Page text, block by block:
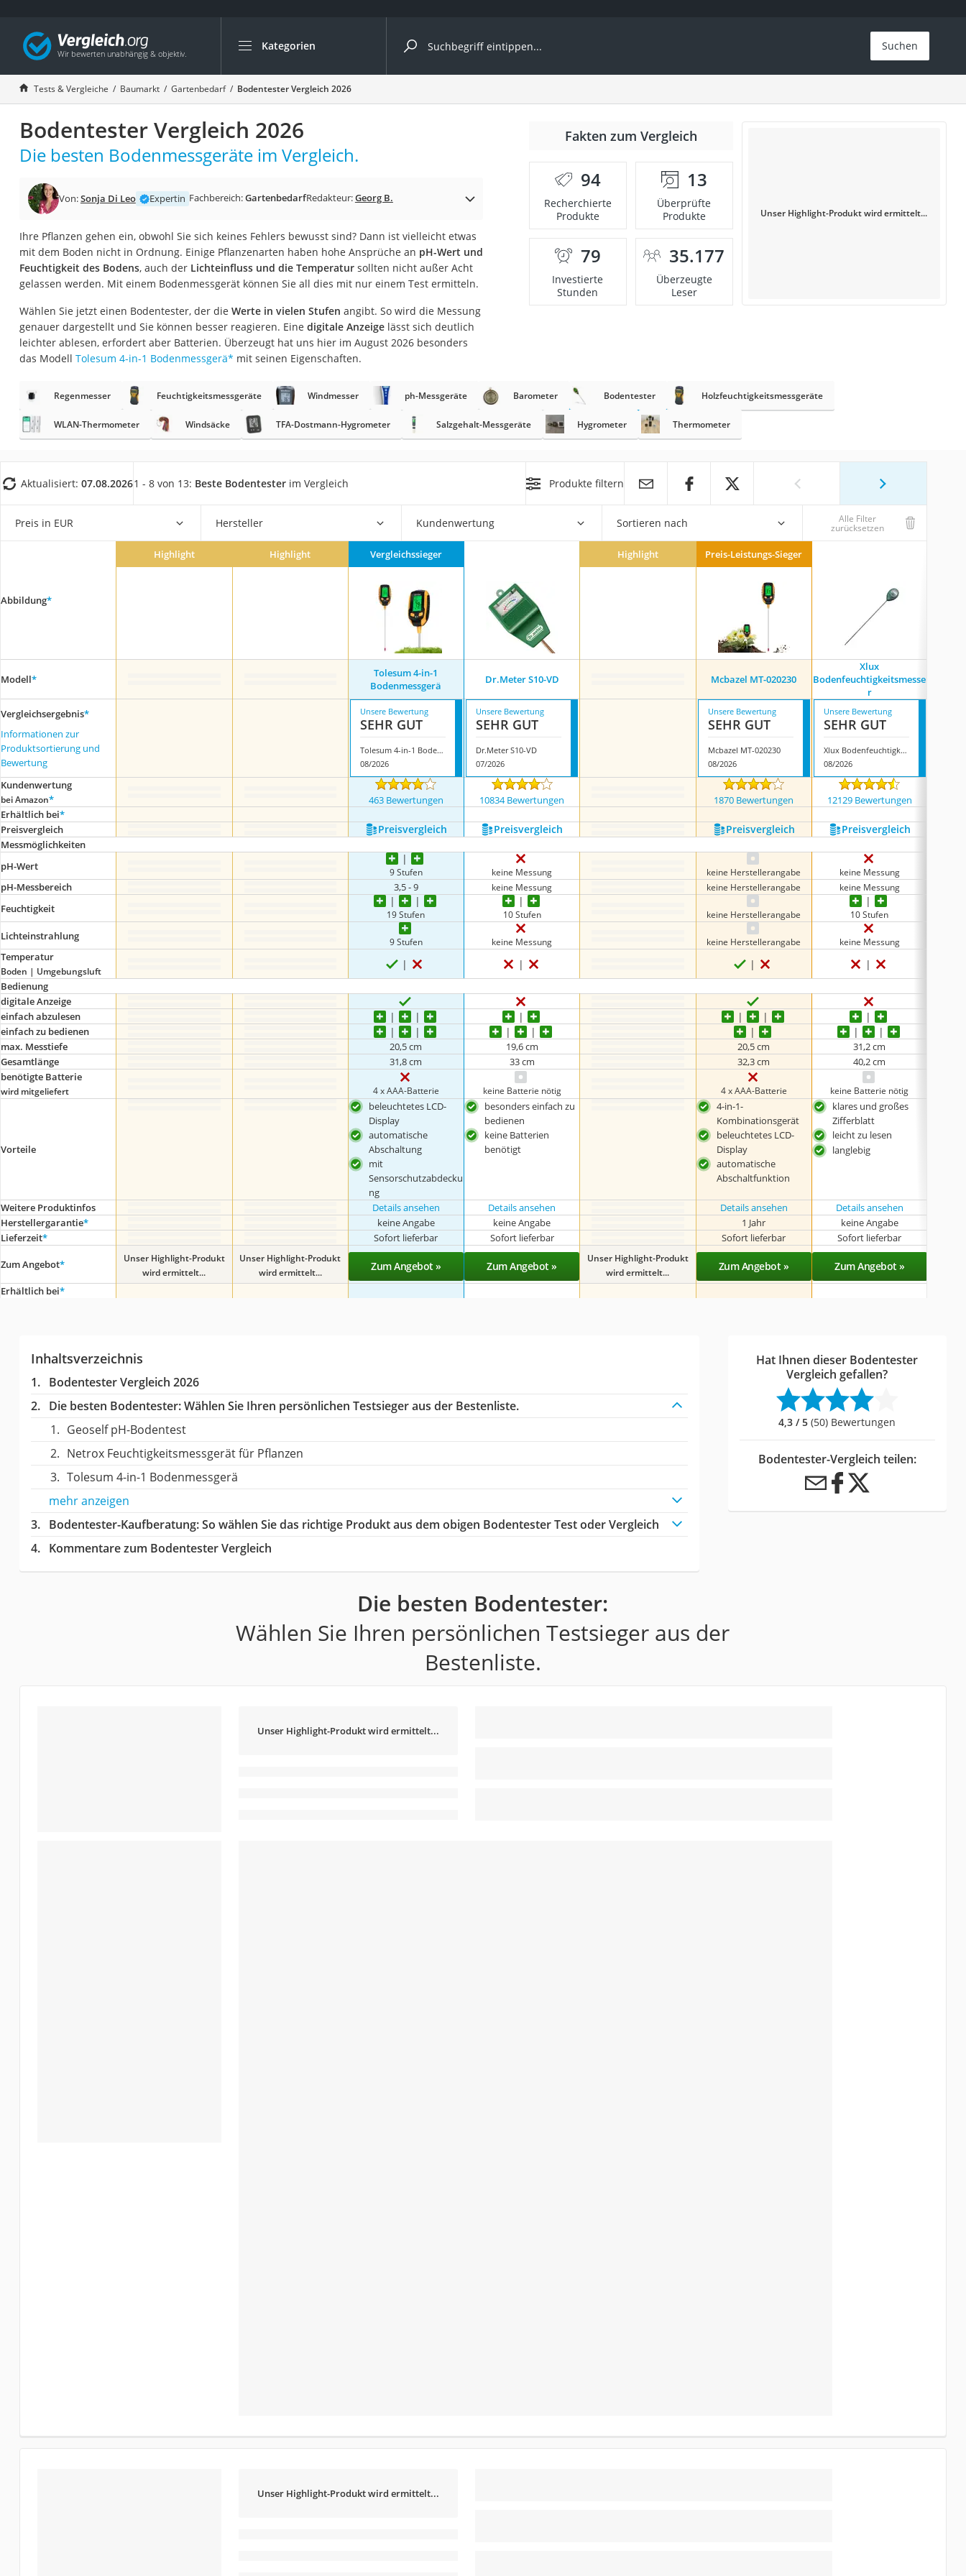
Kategorien
Die beliebtesten Vergleiche nach Kategorie
Baumarkt
Tresor feuerfest
Makita-Akku-Rasenmäher
Kappsäge
Smartes Türschloss
Akku-Rasentrimmer
Split-Klimaanlage 2 Innengeräte
Pelletofen
Bohrmaschine
Tiefbrunnenpumpe
Fliesenschneider
Hochdruckreiniger
Überwachungskamera
Benzinrasenmäher mit Elektrostart
Winterharte Palmen
Gasdurchlauferhitzer
Suchen
Tests & Vergleiche Baumarkt Gartenbedarf Bodentester Vergleich 2026
Bodentester Vergleich 2026
Die besten Bodenmessgeräte im Vergleich.
Von:Sonja Di Leo Expertin Fachbereich:GartenbedarfRedakteur:Georg B.
Ihre Pflanzen gehen ein, obwohl Sie sich keines Fehlers bewusst sind? Dann ist vielleicht etwas
mit dem Boden nicht in Ordnung. Einige Pflanzenarten haben hohe Ansprüche an pH-Wert und
Feuchtigkeit des Bodens, auch der Lichteinfluss und die Temperatursollten nicht außer Acht
gelassen werden. Mit einem Bodenmessgerät können Sie all dies mit nur einem Test ermitteln.
Wählen Sie jetzt einen Bodentester, der die Werte in vielen Stufen angibt. So wird die Messung
genauer dargestellt und Sie können besser reagieren. Eine digitale Anzeigelässt sich deutlich
leichter ablesen, erfordert aber Batterien. Überzeugt hat uns hier im August 2026 besonders
das Modell Tolesum 4-in-1 Bodenmessgerä* mit seinen Eigenschaften.
Fakten zum Vergleich
94
Recherchierte
Produkte
13
Überprüfte
Produkte
79
Investierte
Stunden
35.177
Überzeugte
Leser
Unser Highlight-Produkt wird ermittelt...
Regenmesser Feuchtigkeitsmessgeräte Windmesser ph-Messgeräte Barometer Bodentester Holzfeuchtigkeitsmessgeräte
WLAN-Thermometer Windsäcke TFA-Dostmann-Hygrometer Salzgehalt-Messgeräte Hygrometer Thermometer
Aktualisiert: 07.08.20261 - 8 von 13: Beste Bodentester im Vergleich Produkte filtern
Preis in EUR Hersteller Kundenwertung Sortieren nach Alle Filter
zurücksetzen
Abbildung*
Highlight Highlight Vergleichssieger Highlight Preis-Leistungs-Sieger
Modell*
Tolesum 4-in-1
Bodenmessgerä
Dr.Meter S10-VD Mcbazel MT-020230
Xlux
Bodenfeuchtigkeitsmesse
r
Vergleichsergebnis*
Informationen zur
Produktsortierung und
Bewertung
Unsere Bewertung
SEHR GUT
Tolesum 4-in-1 Bodenmessgerä
08/2026
Unsere Bewertung
SEHR GUT
Dr.Meter S10-VD
07/2026
Unsere Bewertung
SEHR GUT
Mcbazel MT-020230
08/2026
Unsere Bewertung
SEHR GUT
Xlux Bodenfeuchtigkeitsmesser
08/2026
Kundenwertung
bei Amazon* 463 Bewertungen 10834 Bewertungen 1870 Bewertungen 12129 Bewertungen
Erhältlich bei*
Preis­vergleich
Preis­vergleich Preis­vergleich Preis­vergleich Preis­vergleich
Messmöglichkeiten
pH-Wert
9 Stufen keine Messung keine Herstellerangabe keine Messung
pH-Messbereich 3,5 - 9 keine Messung keine Herstellerangabe keine Messung
Feuchtigkeit 19 Stufen 10 Stufen keine Herstellerangabe 10 Stufen
Lichteinstrahlung 9 Stufen keine Messung keine Herstellerangabe keine Messung
Temperatur
Boden | Umgebungsluft
Bedienung
digitale Anzeige
einfach abzulesen
einfach zu bedienen
max. Messtiefe
20,5 cm 19,6 cm 20,5 cm
31,2 cm
Gesamtlänge
31,8 cm 33 cm 32,3 cm
40,2 cm
benötigte Batterie
wird mitgeliefert 4 x AAA-Batterie keine Batterie nötig 4 x AAA-Batterie keine Batterie nötig
Vorteile
beleuchtetes LCD-
Display
automatische
Abschaltung
mit
Sensorschutzabdecku
ng
besonders einfach zu
bedienen
keine Batterien
benötigt
4-in-1-
Kombinationsgerät
beleuchtetes LCD-
Display
automatische
Abschaltfunktion
klares und großes
Zifferblatt
leicht zu lesen
langlebig
Weitere Produktinfos
Details ansehen Details ansehen Details ansehen Details ansehen
Herstellergarantie* keine Angabe keine Angabe 1 Jahr keine Angabe
Lieferzeit* Sofort lieferbar Sofort lieferbar Sofort lieferbar Sofort lieferbar
Zum Angebot*
Unser Highlight-Produkt
wird ermittelt...
Unser Highlight-Produkt
wird ermittelt...
Zum Angebot » Zum Angebot »
Unser Highlight-Produkt
wird ermittelt...
Zum Angebot » Zum Angebot »
Erhältlich bei*
Inhaltsverzeichnis
Bodentester Vergleich 2026
Die besten Bodentester:Wählen Sie Ihren persönlichen Testsieger aus der Bestenliste.
Geoself pH-Bodentest
Netrox Feuchtigkeitsmessgerät für Pflanzen
Tolesum 4-in-1 Bodenmessgerä
mehr anzeigen
Bodentester-Kaufberatung: So wählen Sie das richtige Produkt aus dem obigen Bodentester Test oder Vergleich
Kommentare zum Bodentester Vergleich
Hat Ihnen dieser Bodentester
Vergleich gefallen?
4,3 / 5 (50) Bewertungen
Bodentester-Vergleich teilen:
Die besten Bodentester:
Wählen Sie Ihren persönlichen Testsieger aus der
Bestenliste.
Unser Highlight-Produkt wird ermittelt...
Unser Highlight-Produkt wird ermittelt...